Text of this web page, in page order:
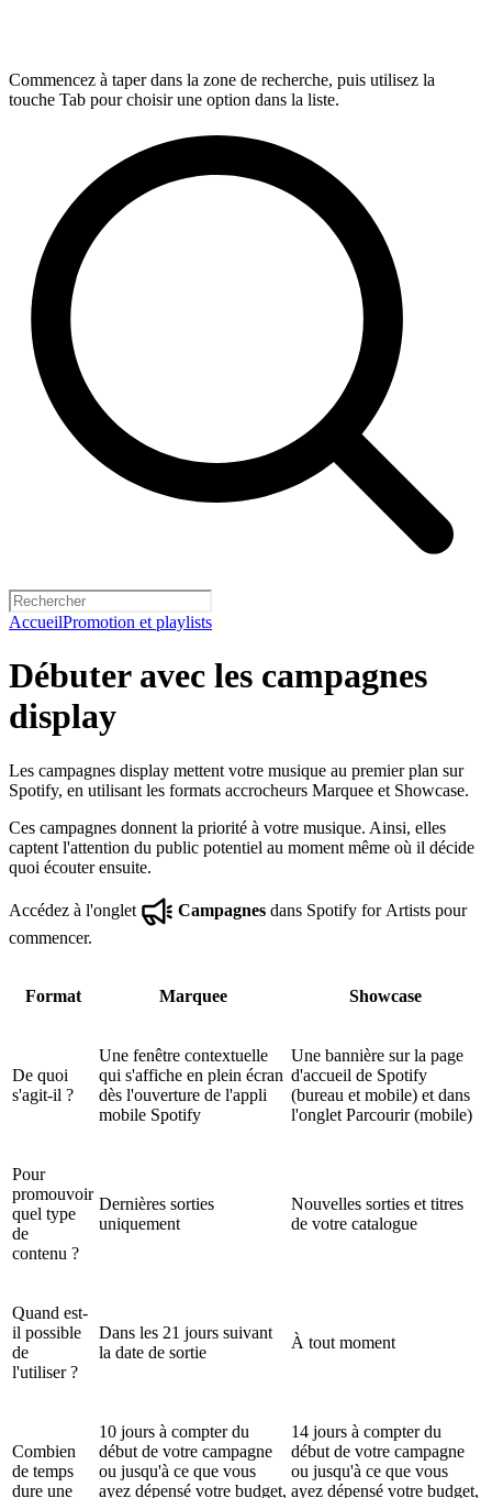
Commencez à taper dans la zone de recherche, puis utilisez la
touche Tab pour choisir une option dans la liste.
AccueilPromotion et playlists
Débuter avec les campagnes
display
Les campagnes display mettent votre musique au premier plan sur
Spotify, en utilisant les formats accrocheurs Marquee et Showcase.
Ces campagnes donnent la priorité à votre musique. Ainsi, elles
captent l'attention du public potentiel au moment même où il décide
quoi écouter ensuite.
Accédez à l'onglet Campagnes dans Spotify for Artists pour
commencer.
Format Marquee Showcase
De quoi
s'agit-il ?
Une fenêtre contextuelle
qui s'affiche en plein écran
dès l'ouverture de l'appli
mobile Spotify
Une bannière sur la page
d'accueil de Spotify
(bureau et mobile) et dans
l'onglet Parcourir (mobile)
Pour
promouvoir
quel type
de
contenu ?
Dernières sorties
uniquement
Nouvelles sorties et titres
de votre catalogue
Quand est-
il possible
de
l'utiliser ?
Dans les 21 jours suivant
la date de sortie
À tout moment
Combien
de temps
dure une
10 jours à compter du
début de votre campagne
ou jusqu'à ce que vous
ayez dépensé votre budget,
14 jours à compter du
début de votre campagne
ou jusqu'à ce que vous
ayez dépensé votre budget,